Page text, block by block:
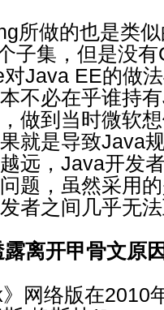
所做的也是类
子集，但是没
Java EE的做
不必在乎谁持
做到当时微软
就是导致Java
远，Java开发
题，虽然采用
者之间几乎无
离开甲骨文原
网络版在2010